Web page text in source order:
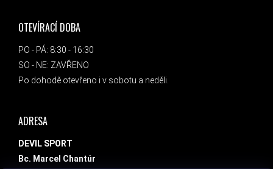
OTEVÍRACÍ DOBA
PO - PÁ: 8:30 - 16:30
SO - NE: ZAVŘENO
Po dohodě otevřeno i v sobotu a neděli.
ADRESA
DEVIL SPORT
Bc. Marcel Chantúr